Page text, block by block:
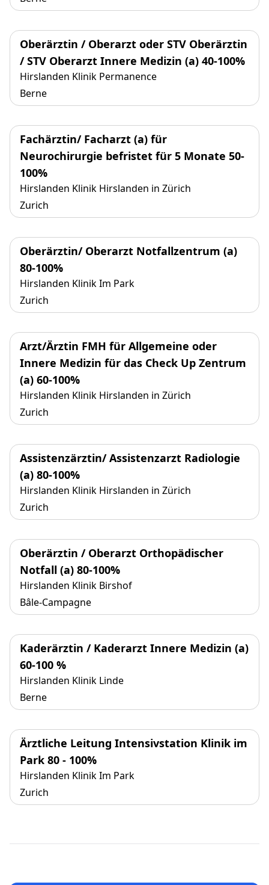
Oberärztin / Oberarzt oder STV Oberärztin
/ STV Oberarzt Innere Medizin (a) 40-100%
Hirslanden Klinik Permanence
Berne
Fachärztin/ Facharzt (a) für
Neurochirurgie befristet für 5 Monate 50-
100%
Hirslanden Klinik Hirslanden in Zürich
Zurich
Oberärztin/ Oberarzt Notfallzentrum (a)
80-100%
Hirslanden Klinik Im Park
Zurich
Arzt/Ärztin FMH für Allgemeine oder
Innere Medizin für das Check Up Zentrum
(a) 60-100%
Hirslanden Klinik Hirslanden in Zürich
Zurich
Assistenzärztin/ Assistenzarzt Radiologie
(a) 80-100%
Hirslanden Klinik Hirslanden in Zürich
Zurich
Oberärztin / Oberarzt Orthopädischer
Notfall (a) 80-100%
Hirslanden Klinik Birshof
Bâle-Campagne
Kaderärztin / Kaderarzt Innere Medizin (a)
60-100 %
Hirslanden Klinik Linde
Berne
Ärztliche Leitung Intensivstation Klinik im
Park 80 - 100%
Hirslanden Klinik Im Park
Zurich